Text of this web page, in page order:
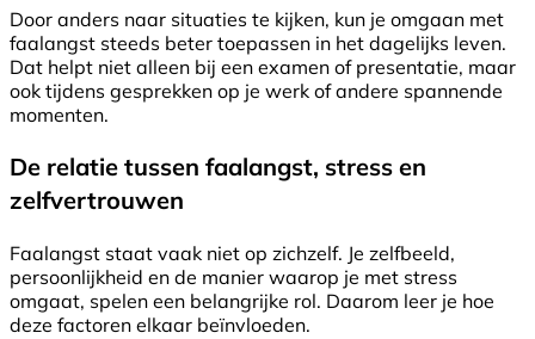
Door anders naar situaties te kijken, kun je omgaan met
faalangst steeds beter toepassen in het dagelijks leven.
Dat helpt niet alleen bij een examen of presentatie, maar
ook tijdens gesprekken op je werk of andere spannende
momenten.
De relatie tussen faalangst, stress en
zelfvertrouwen
Faalangst staat vaak niet op zichzelf. Je zelfbeeld,
persoonlijkheid en de manier waarop je met stress
omgaat, spelen een belangrijke rol. Daarom leer je hoe
deze factoren elkaar beïnvloeden.